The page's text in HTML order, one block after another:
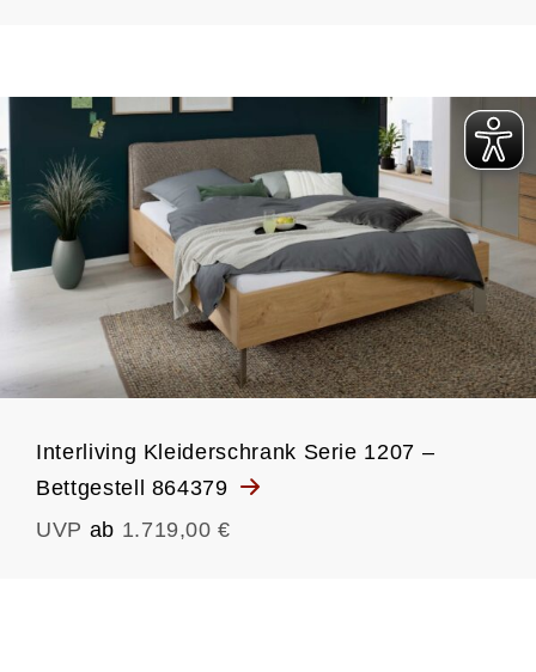
Interliving Kleiderschrank Serie 1207 –
Bettgestell 864379
UVP ab 1.719,00 €